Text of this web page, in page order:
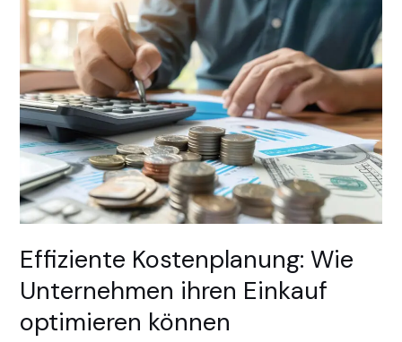
Effiziente Kostenplanung: Wie
Unternehmen ihren Einkauf
optimieren können
Kostenplanung:
Wie
Unternehmen
ihren
Einkauf
optimieren
können